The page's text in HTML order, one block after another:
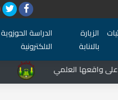
الزيارة
بالانابة
الدراسة الحوزوية
الالكترونية
واقعها العلمي